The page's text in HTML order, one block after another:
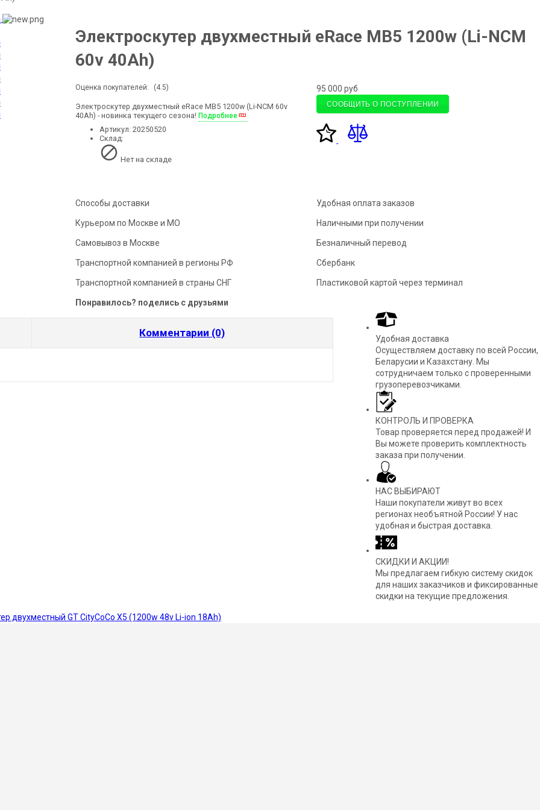
Электроскутер двухместный eRace MB5 1200w (Li-NCM
60v 40Ah)
Оценка покупателей: (4.5)
Электроскутер двухместный eRace MB5 1200w (Li-NCM 60v
40Ah) - новинка текущего сезона! Подробнее
Артикул: 20250520
Склад:
Нет на складе
95 000 руб
СООБЩИТЬ О ПОСТУПЛЕНИИ
Способы доставки
Курьером по Москве и МО
Самовывоз в Москве
Транспортной компанией в регионы РФ
Транспортной компанией в страны СНГ
Удобная оплата заказов
Наличными при получении
Безналичный перевод
Сбербанк
Пластиковой картой через терминал
Понравилось? поделись с друзьями
Комментарии (0)
Удобная доставка
Осуществляем доставку по всей России,
Беларусии и Казахстану. Мы
сотрудничаем только с проверенными
грузоперевозчиками.
КОНТРОЛЬ И ПРОВЕРКА
Товар проверяется перед продажей! И
Вы можете проверить комплектность
заказа при получении.
НАС ВЫБИРАЮТ
Наши покупатели живут во всех
регионах необъятной России! У нас
удобная и быстрая доставка.
СКИДКИ И АКЦИИ!
Мы предлагаем гибкую систему скидок
для наших заказчиков и фиксированные
скидки на текущие предложения.
двухместный GT CityCoCo X5 (1200w 48v Li-ion 18Ah)